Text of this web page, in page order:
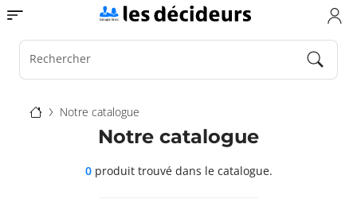
Aller
au
contenu
principal
Toggle navigation
Rechercher
Fil
d'Ariane
Notre catalogue
Notre catalogue
0produit trouvédans le catalogue.